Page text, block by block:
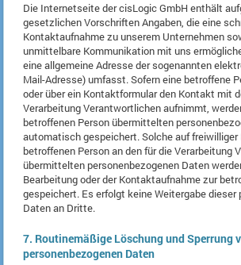
Die Internetseite der cisLogic GmbH enthält
gesetzlichen Vorschriften Angaben, die eine
Kontaktaufnahme zu unserem Unternehmen
unmittelbare Kommunikation mit uns
eine allgemeine Adresse der sogenannten
Mail-Adresse) umfasst. Sofern eine betroffene
oder über ein Kontaktformular den Kontakt mit
Verarbeitung Verantwortlichen aufnimmt,
betroffenen Person übermittelten
automatisch gespeichert. Solche auf freiwilliger
betroffenen Person an den für die Verarbeitung
übermittelten personenbezogenen Daten
Bearbeitung oder der Kontaktaufnahme zur
gespeichert. Es erfolgt keine Weitergabe dieser
Daten an Dritte.
7. Routinemäßige Löschung und Sperrung
personenbezogenen Daten